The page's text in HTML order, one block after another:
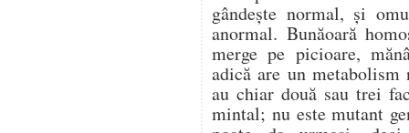
gândește normal, și
anormal. Bunăoară
merge pe picioare,
adică are un
au chiar două sau trei
mintal; nu este mutant